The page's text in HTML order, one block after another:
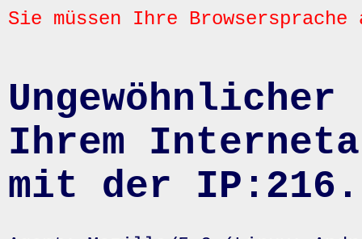
Sie müssen Ihre
Ihrem
mit der